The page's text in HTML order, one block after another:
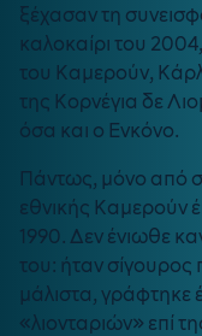
ξέχασαν τη
καλοκαίρι του
του Καμερούν,
της Κορνέγια δε
όσα και ο Ενκόνο.
Πάντως, μόνο από
εθνικής Καμερούν
1990. Δεν ένιωθε
του: ήταν
μάλιστα, γράφτηκε
«λιονταριών» επί